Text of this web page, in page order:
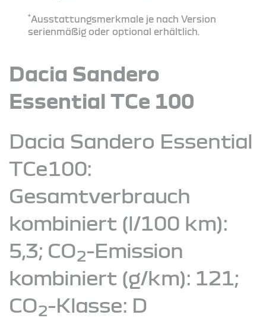
*Ausstattungsmerkmale je nach Version
serienmäßig oder optional erhältlich.
Dacia Sandero
Essential TCe 100
Dacia Sandero Essential
TCe100:
Gesamtverbrauch
kombiniert (l/100 km):
5,3; CO2-Emission
kombiniert (g/km): 121;
CO2-Klasse: D